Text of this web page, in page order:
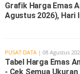
Grafik Harga Emas
Agustus 2026), Hari
PUSAT DATA | 08 Agustus
Tabel Harga Emas
- Cek Semua Ukuran